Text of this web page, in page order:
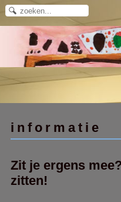
informatie
Zit je ergens
zitten!